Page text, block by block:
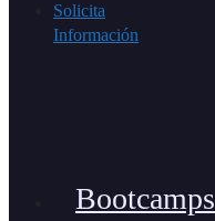
Solicita
Información
Bootcamps